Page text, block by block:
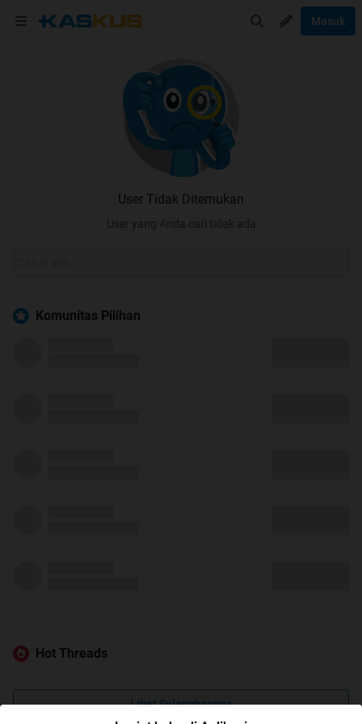
Masuk
User Tidak Ditemukan
User yang Anda cari tidak ada
Komunitas Pilihan
Hot Threads
Lihat Selengkapnya